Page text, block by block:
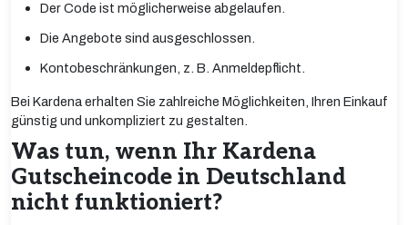
Der Code ist möglicherweise abgelaufen.
Die Angebote sind ausgeschlossen.
Kontobeschränkungen, z. B. Anmeldepflicht.
Bei Kardena erhalten Sie zahlreiche Möglichkeiten, Ihren Einkauf
günstig und unkompliziert zu gestalten.
Was tun, wenn Ihr Kardena
Gutscheincode in Deutschland
nicht funktioniert?